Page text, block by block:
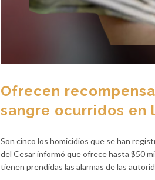
Ofrecen
sangre ocurridos en
Son cinco los homicidios que se han
del Cesar informó que ofrece hasta $50
tienen prendidas las alarmas de las